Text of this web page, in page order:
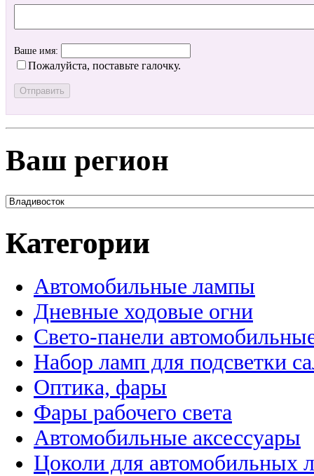
Ваше имя:
Пожалуйста, поставьте галочку.
Ваш регион
Категории
Автомобильные лампы
Дневные ходовые огни
Свето-панели
Набор ламп для подсветки
Оптика, фары
Фары рабочего света
Автомобильные аксессуары
Цоколи для автомобильных